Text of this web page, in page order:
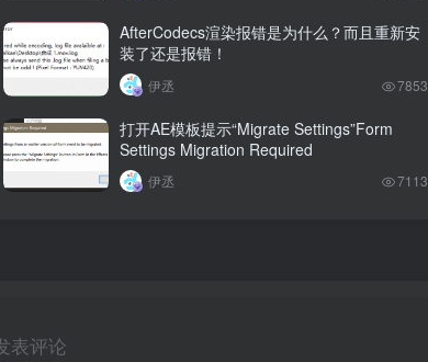
AfterCodecs渲染报错是为什么？而且重新安
装了还是报错！
伊丞 7853
打开AE模板提示“Migrate Settings”Form
Settings Migration Required
伊丞 7113
表评论